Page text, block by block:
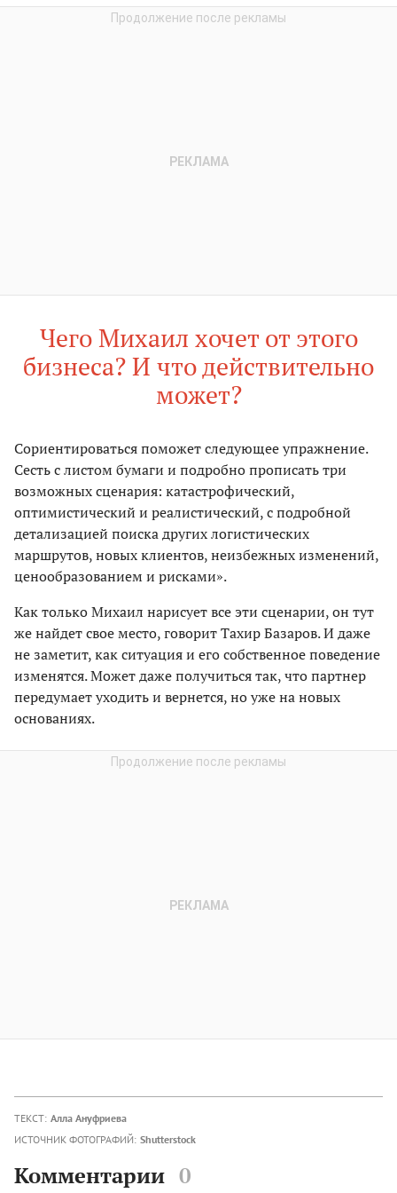
Чего Михаил хочет от этого
бизнеса? И что действительно
может?
Сориентироваться поможет следующее упражнение.
Сесть с листом бумаги и подробно прописать три
возможных сценария: катастрофический,
оптимистический и реалистический, с подробной
детализацией поиска других логистических
маршрутов, новых клиентов, неизбежных изменений,
ценообразованием и рисками».
Как только Михаил нарисует все эти сценарии, он тут
же найдет свое место, говорит Тахир Базаров. И даже
не заметит, как ситуация и его собственное поведение
изменятся. Может даже получиться так, что партнер
передумает уходить и вернется, но уже на новых
основаниях.
ТЕКСТ: Алла Ануфриева
ИСТОЧНИК ФОТОГРАФИЙ: Shutterstock
Комментарии 0